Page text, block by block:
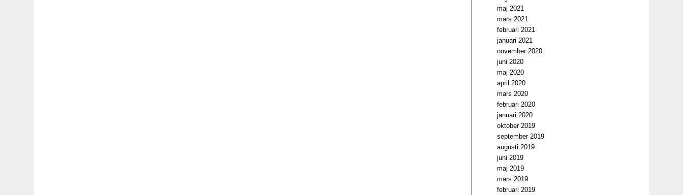
maj 2021
mars 2021
februari 2021
januari 2021
november 2020
juni 2020
maj 2020
april 2020
mars 2020
februari 2020
januari 2020
oktober 2019
september 2019
augusti 2019
juni 2019
maj 2019
mars 2019
februari 2019